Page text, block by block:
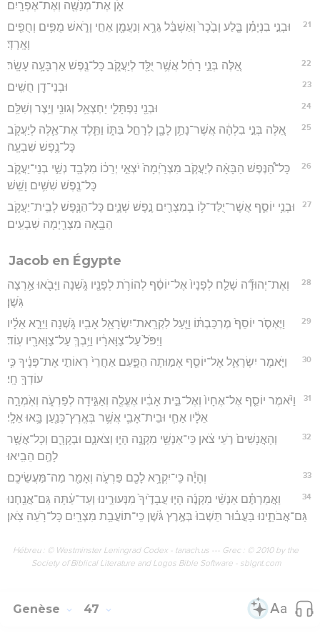
אֹ֑ן אֶת־מְנַשֶּׁ֖ה וְאֶת־אֶפְרָֽיִם׃
21
וּבְנֵ֣י בִנְיָמִ֗ן בֶּ֤לַע וָבֶ֙כֶר֙ וְאַשְׁבֵּ֔ל גֵּרָ֥א וְנַעֲמָ֖ן אֵחִ֣י וָרֹ֑אשׁ מֻפִּ֥ים וְחֻפִּ֖ים
וָאָֽרְדְּ׃
22 אֵ֚לֶּה בְּנֵ֣י רָחֵ֔ל אֲשֶׁ֥ר יֻלַּ֖ד לְיַעֲקֹ֑ב כָּל־נֶ֖פֶשׁ אַרְבָּעָ֥ה עָשָֽׂר׃
23 וּבְנֵי־דָ֖ן חֻשִֽׁים׃
24 וּבְנֵ֖י נַפְתָּלִ֑י יַחְצְאֵ֥ל וְגוּנִ֖י וְיֵ֥צֶר וְשִׁלֵּֽם׃
25
אֵ֚לֶּה בְּנֵ֣י בִלְהָ֔ה אֲשֶׁר־נָתַ֥ן לָבָ֖ן לְרָחֵ֣ל בִּתּ֑וֹ וַתֵּ֧לֶד אֶת־אֵ֛לֶּה לְיַעֲקֹ֖ב
כָּל־נֶ֥פֶשׁ שִׁבְעָֽה׃
26
כָּל־הַ֠נֶּפֶשׁ הַבָּאָ֨ה לְיַעֲקֹ֤ב מִצְרַ֙יְמָה֙ יֹצְאֵ֣י יְרֵכ֔וֹ מִלְּבַ֖ד נְשֵׁ֣י בְנֵי־יַעֲקֹ֑ב
כָּל־נֶ֖פֶשׁ שִׁשִּׁ֥ים וָשֵֽׁשׁ׃
27
וּבְנֵ֥י יוֹסֵ֛ף אֲשֶׁר־יֻלַּד־ל֥וֹ בְמִצְרַ֖יִם נֶ֣פֶשׁ שְׁנָ֑יִם כָּל־הַנֶּ֧פֶשׁ לְבֵֽית־יַעֲקֹ֛ב
הַבָּ֥אָה מִצְרַ֖יְמָה שִׁבְעִֽים׃
Jacob en Égypte
28
וְאֶת־יְהוּדָ֞ה שָׁלַ֤ח לְפָנָיו֙ אֶל־יוֹסֵ֔ף לְהוֹרֹ֥ת לְפָנָ֖יו גֹּ֑שְׁנָה וַיָּבֹ֖אוּ אַ֥רְצָה
גֹּֽשֶׁן׃
29
וַיֶּאְסֹ֤ר יוֹסֵף֙ מֶרְכַּבְתּ֔וֹ וַיַּ֛עַל לִקְרַֽאת־יִשְׂרָאֵ֥ל אָבִ֖יו גֹּ֑שְׁנָה וַיֵּרָ֣א אֵלָ֗יו
וַיִּפֹּל֙ עַל־צַוָּארָ֔יו וַיֵּ֥בְךְּ עַל־צַוָּארָ֖יו עֽוֹד׃
30
וַיֹּ֧אמֶר יִשְׂרָאֵ֛ל אֶל־יוֹסֵ֖ף אָמ֣וּתָה הַפָּ֑עַם אַחֲרֵי֙ רְאוֹתִ֣י אֶת־פָּנֶ֔יךָ כִּ֥י
עוֹדְךָ֖ חָֽי׃
31
וַיֹּ֨אמֶר יוֹסֵ֤ף אֶל־אֶחָיו֙ וְאֶל־בֵּ֣ית אָבִ֔יו אֶעֱלֶ֖ה וְאַגִּ֣ידָה לְפַרְעֹ֑ה וְאֹֽמְרָ֣ה
אֵלָ֔יו אַחַ֧י וּבֵית־אָבִ֛י אֲשֶׁ֥ר בְּאֶֽרֶץ־כְּנַ֖עַן בָּ֥אוּ אֵלָֽי׃
32
וְהָאֲנָשִׁים֙ רֹ֣עֵי צֹ֔אן כִּֽי־אַנְשֵׁ֥י מִקְנֶ֖ה הָי֑וּ וְצֹאנָ֧ם וּבְקָרָ֛ם וְכָל־אֲשֶׁ֥ר
לָהֶ֖ם הֵבִֽיאוּ׃
33 וְהָיָ֕ה כִּֽי־יִקְרָ֥א לָכֶ֖ם פַּרְעֹ֑ה וְאָמַ֖ר מַה־מַּעֲשֵׂיכֶֽם׃
34
וַאֲמַרְתֶּ֗ם אַנְשֵׁ֨י מִקְנֶ֜ה הָי֤וּ עֲבָדֶ֙יךָ֙ מִנְּעוּרֵ֣ינוּ וְעַד־עַ֔תָּה גַּם־אֲנַ֖חְנוּ
גַּם־אֲבֹתֵ֑ינוּ בַּעֲב֗וּר תֵּשְׁבוּ֙ בְּאֶ֣רֶץ גֹּ֔שֶׁן כִּֽי־תוֹעֲבַ֥ת מִצְרַ֖יִם כָּל־רֹ֥עֵה צֹֽאן׃
Hébreu : © Westminster Leningrad Codex - tanach.us --- Grec : © 2010 by the
Society of Biblical Literature and Logos Bible Software - sblgnt.com
Genèse 47